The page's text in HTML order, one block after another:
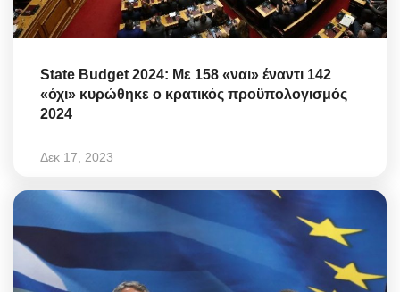
State Budget 2024: Με 158 «ναι» έναντι 142
«όχι» κυρώθηκε ο κρατικός προϋπολογισμός
2024
Δεκ 17, 2023